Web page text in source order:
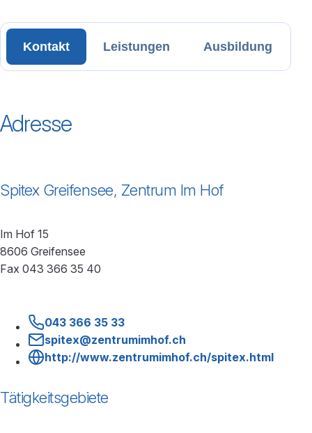
Kontakt Leistungen Ausbildung
Adresse
Spitex Greifensee, Zentrum Im Hof
Im Hof 15
8606 Greifensee
Fax 043 366 35 40
043 366 35 33
spitex@zentrumimhof.ch
http://www.zentrumimhof.ch/spitex.html
Tätigkeitsgebiete